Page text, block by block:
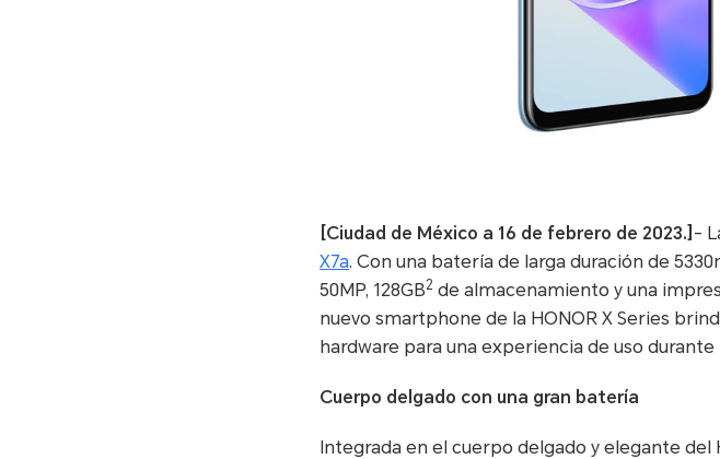
[Ciudad de México a 16 de febrero de 2023.] -
X7a. Con una batería de larga duración de
50MP, 128GB2 de almacenamiento y una
nuevo smartphone de la HONOR X Series
hardware para una experiencia de uso
Cuerpo delgado con una gran batería
Integrada en el cuerpo delgado y elegante del